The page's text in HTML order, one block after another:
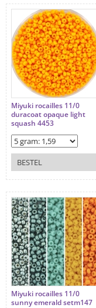
Miyuki rocailles 11/0
duracoat opaque light
squash 4453
BESTEL
Miyuki rocailles 11/0
sunny emerald setm147